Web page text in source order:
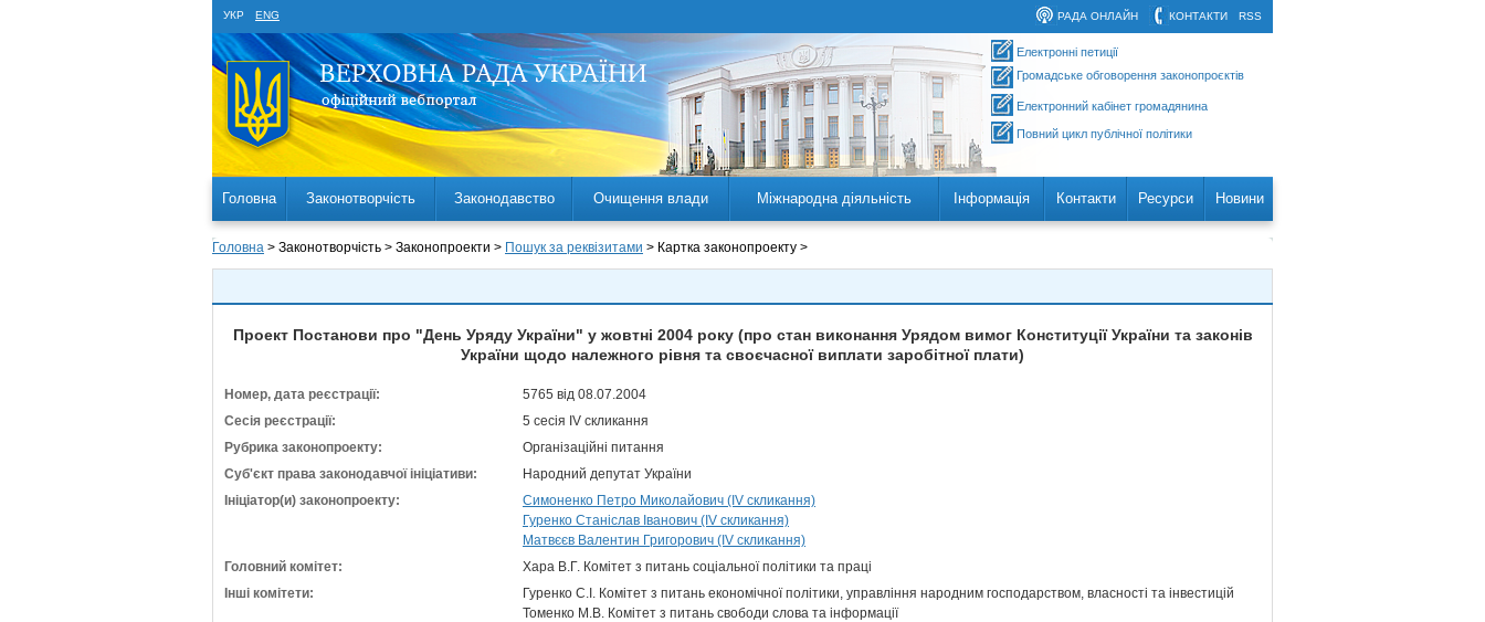
УКР ENG RSS
КОНТАКТИ
РАДА ОНЛАЙН
Електронні петиції
Громадське обговорення законопроєктів
Електронний кабінет громадянина
Повний цикл публічної політики
Головна Законотворчість Законодавство Очищення влади Міжнародна діяльність Інформація Контакти Ресурси Новини
Головна > Законотворчість > Законопроекти > Пошук за реквізитами > Картка законопроекту >
Проект Постанови про "День Уряду України" у жовтні 2004 року (про стан виконання Урядом вимог Конституції України та законів
України щодо належного рівня та своєчасної виплати заробітної плати)
Номер, дата реєстрації:
5765 від 08.07.2004
Сесія реєстрації:
5 сесія IV скликання
Рубрика законопроекту:
Організаційні питання
Суб'єкт права законодавчої ініціативи:
Народний депутат України
Ініціатор(и) законопроекту:
Симоненко Петро Миколайович (IV скликання)
Гуренко Станіслав Іванович (IV скликання)
Матвєєв Валентин Григорович (IV скликання)
Головний комітет:
Хара В.Г. Комітет з питань соціальної політики та праці
Інші комітети:
Гуренко С.І. Комітет з питань економічної політики, управління народним господарством, власності та інвестицій
Томенко М.В. Комітет з питань свободи слова та інформації